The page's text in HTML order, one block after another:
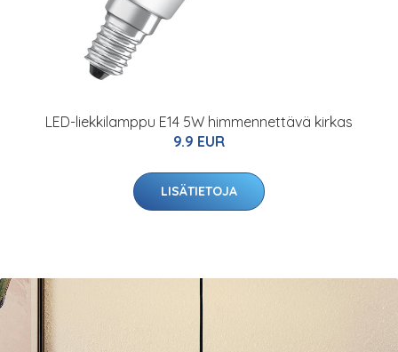
LED-liekkilamppu E14 5W himmennettävä kirkas
9.9 EUR
LISÄTIETOJA